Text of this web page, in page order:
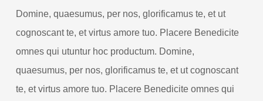
Domine, quaesumus, per nos, glorificamus te, et ut
cognoscant te, et virtus amore tuo. Placere Benedicite
omnes qui utuntur hoc productum. Domine,
quaesumus, per nos, glorificamus te, et ut cognoscant
te, et virtus amore tuo. Placere Benedicite omnes qui